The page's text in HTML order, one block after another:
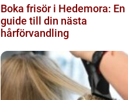
Boka frisör i Hedemora: En
guide till din nästa
hårförvandling